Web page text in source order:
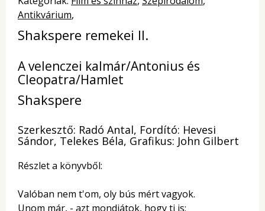
Antikvárium
Shakspere remekei II.
A velenczei kalmár/Antonius és
Cleopatra/Hamlet
Shakspere
Szerkesztő: Radó Antal, Fordító: Hevesi
Sándor, Telekes Béla, Grafikus: John Gilbert
Részlet a könyvből:
Valóban nem t'om, oly bús mért vagyok.
Unom már, - azt mondjátok, hogy ti is;